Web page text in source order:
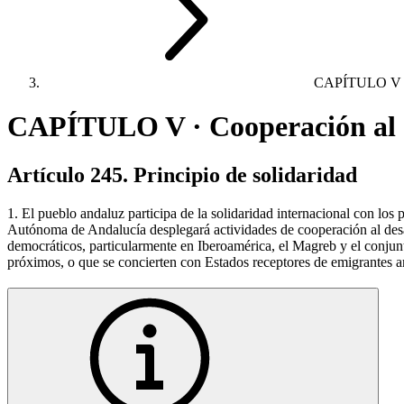
CAPÍTULO V
CAPÍTULO V · Cooperación
Artículo 245. Principio de solidaridad
1. El pueblo andaluz participa de la solidaridad internacional con los
Autónoma de Andalucía desplegará actividades de cooperación al
democráticos, particularmente en Iberoamérica, el Magreb y el
próximos, o que se concierten con Estados receptores de